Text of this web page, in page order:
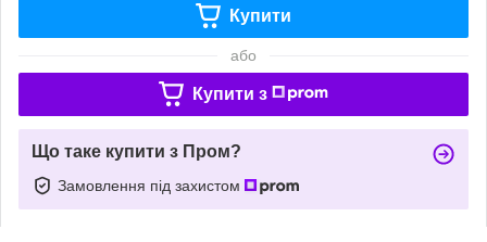
Купити
або
Купити з
Що таке купити з Пром?
Замовлення під захистом